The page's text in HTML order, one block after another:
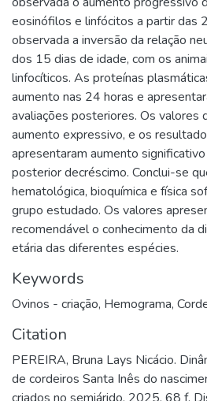
eosinófilos e linfócitos a partir das
observada a inversão da relação
dos 15 dias de idade, com os
linfocíticos. As proteínas
aumento nas 24 horas e
avaliações posteriores. Os valores
aumento expressivo, e os
apresentaram aumento
posterior decréscimo. Conclui-se
hematológica, bioquímica e física
grupo estudado. Os valores
recomendável o conhecimento da
etária das diferentes espécies.
Keywords
Ovinos - criação, Hemograma,
Citation
PEREIRA, Bruna Lays Nicácio.
de cordeiros Santa Inês do